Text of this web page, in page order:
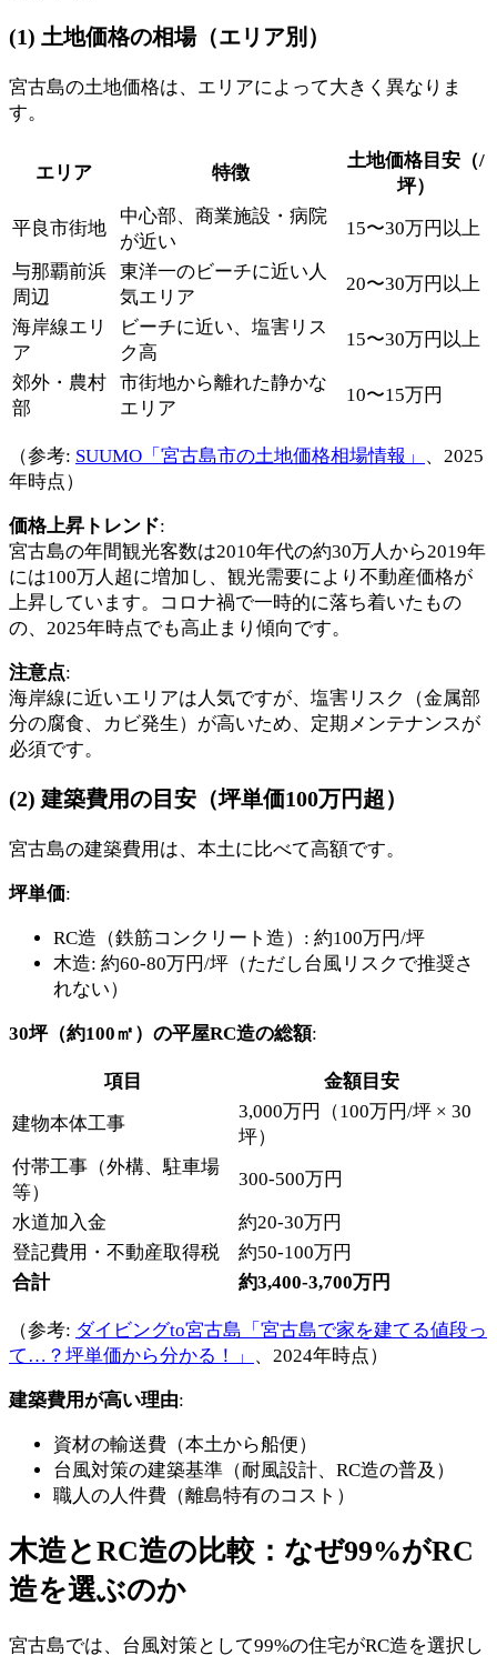
(1) 土地価格の相場（エリア別）
宮古島の土地価格は、エリアによって大きく異なりま
す。
エリア 特徴
土地価格目安（/
坪）
平良市街地
中心部、商業施設・病院
が近い
15〜30万円以上
与那覇前浜
周辺
東洋一のビーチに近い人
気エリア
20〜30万円以上
海岸線エリ
ア
ビーチに近い、塩害リス
ク高
15〜30万円以上
郊外・農村
部
市街地から離れた静かな
エリア
10〜15万円
（参考: SUUMO「宮古島市の土地価格相場情報」
、2025
年時点）
価格上昇トレンド:
宮古島の年間観光客数は2010年代の約30万人から2019年
には100万人超に増加し、観光需要により不動産価格が
上昇しています。コロナ禍で一時的に落ち着いたもの
の、2025年時点でも高止まり傾向です。
注意点:
海岸線に近いエリアは人気ですが、塩害リスク（金属部
分の腐食、カビ発生）が高いため、定期メンテナンスが
必須です。
(2) 建築費用の目安（坪単価100万円超）
宮古島の建築費用は、本土に比べて高額です。
坪単価:
RC造（鉄筋コンクリート造）: 約100万円/坪
木造: 約60-80万円/坪（ただし台風リスクで推奨さ
れない）
30坪（約100㎡）の平屋RC造の総額:
項目
金額目安
建物本体工事
3,000万円（100万円/坪 × 30
坪）
付帯工事（外構、駐車場
等）
300-500万円
水道加入金
約20-30万円
登記費用・不動産取得税
約50-100万円
合計
約3,400-3,700万円
（参考: ダイビングto宮古島「宮古島で家を建てる値段っ
て…？坪単価から分かる！」
、2024年時点）
建築費用が高い理由:
資材の輸送費（本土から船便）
台風対策の建築基準（耐風設計、RC造の普及）
職人の人件費（離島特有のコスト）
木造とRC造の比較：なぜ99%がRC
造を選ぶのか
宮古島では、台風対策として99%の住宅がRC造を選択し